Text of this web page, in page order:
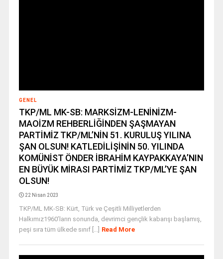
GENEL
TKP/ML MK-SB: MARKSİZM-LENİNİZM-
MAOİZM REHBERLİĞİNDEN ŞAŞMAYAN
PARTİMİZ TKP/ML’NİN 51. KURULUŞ YILINA
ŞAN OLSUN! KATLEDİLİŞİNİN 50. YILINDA
KOMÜNİST ÖNDER İBRAHİM KAYPAKKAYA’NIN
EN BÜYÜK MİRASI PARTİMİZ TKP/ML’YE ŞAN
OLSUN!
22 Nisan 2023
TKP/ML MK-SB: Kürt, Türk ve Çeşitli Milliyetlerden
Halkımız1960’ların sonunda, devrimci gençlik kabarışı başlamış,
peşi sıra tüm ülkede sınıf [...] Read More